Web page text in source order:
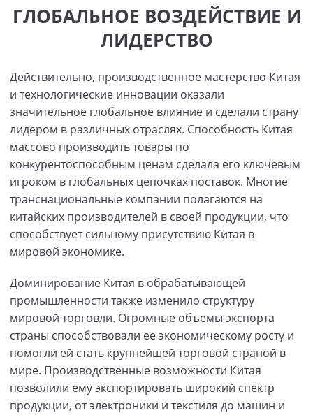
ГЛОБАЛЬНОЕ ВОЗДЕЙСТВИЕ И
ЛИДЕРСТВО
Действительно, производственное мастерство Китая
и технологические инновации оказали
значительное глобальное влияние и сделали страну
лидером в различных отраслях. Способность Китая
массово производить товары по
конкурентоспособным ценам сделала его ключевым
игроком в глобальных цепочках поставок. Многие
транснациональные компании полагаются на
китайских производителей в своей продукции, что
способствует сильному присутствию Китая в
мировой экономике.
Доминирование Китая в обрабатывающей
промышленности также изменило структуру
мировой торговли. Огромные объемы экспорта
страны способствовали ее экономическому росту и
помогли ей стать крупнейшей торговой страной в
мире. Производственные возможности Китая
позволили ему экспортировать широкий спектр
продукции, от электроники и текстиля до машин и